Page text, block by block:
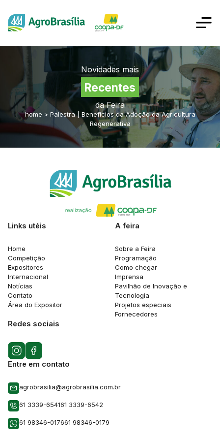
Novidades mais
Recentes
da Feira
home > Palestra | Benefícios da Adoção da Agricultura
Regenerativa
Links utéis
Home
Competição
Expositores
Internacional
Notícias
Contato
Área do Expositor
A feira
Sobre a Feira
Programação
Como chegar
Imprensa
Pavilhão de Inovação e
Tecnologia
Projetos especiais
Fornecedores
Redes sociais
Entre em contato
agrobrasilia@agrobrasilia.com.br
61 3339-654161 3339-6542
61 98346-017661 98346-0179